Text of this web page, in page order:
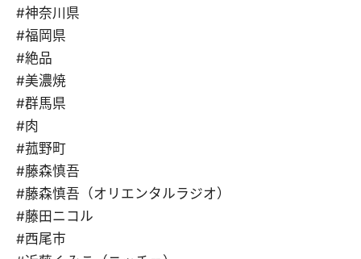
#神奈川県
#福岡県
#絶品
#美濃焼
#群馬県
#肉
#菰野町
#藤森慎吾
#藤森慎吾（オリエンタルラジオ）
#藤田ニコル
#西尾市